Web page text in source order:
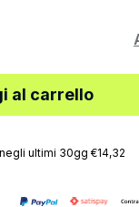
al carrello
ultimi 30gg €14,32